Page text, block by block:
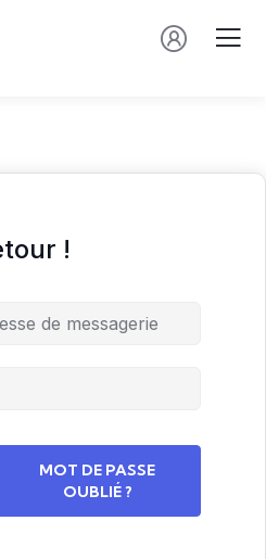
!
MOT DE PASSE
OUBLIÉ ?